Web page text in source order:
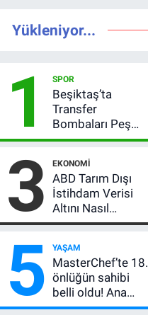
Yükleniyor...
1 SPOR
Beşiktaş’ta
Transfer
Bombaları Peş
Peşe! Adalı
Açıkladı, 5 Yıldız
Daha Listede
3 EKONOMI
ABD Tarım Dışı
İstihdam Verisi
Altını Nasıl
Etkiler? Çok Basit
5 YAŞAM
MasterChef’te 18.
önlüğün sahibi
belli oldu! Ana
kadroya giren